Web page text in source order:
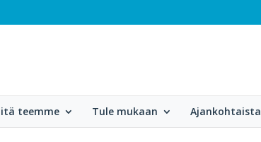
teemme Tule mukaan Ajankohtaista